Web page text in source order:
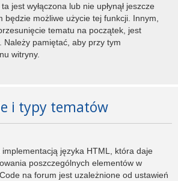
jest wyłączona lub nie upłynął jeszcze
będzie możliwe użycie tej funkcji. Innym,
tematu na początek, jest
Należy pamiętać, aby przy tym
witryny.
i typy tematów
języka HTML, która daje
poszczególnych elementów w
na forum jest uzależnione od ustawień